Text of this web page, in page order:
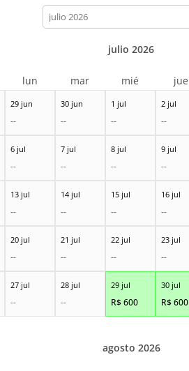
calendar-
month
29 jun
--
30 jun
--
1 jul
--
2 jul
--
6 jul
--
7 jul
--
8 jul
--
9 jul
--
13 jul
--
14 jul
--
15 jul
--
16 jul
--
20 jul
--
21 jul
--
22 jul
--
23 jul
--
27 jul
--
28 jul
--
29 jul
R$600
30 jul
R$600
julio 2026
lun mar mié jue
agosto 2026